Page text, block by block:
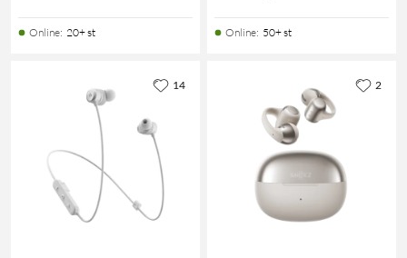
Online: 20+ st Online: 50+ st
14 2